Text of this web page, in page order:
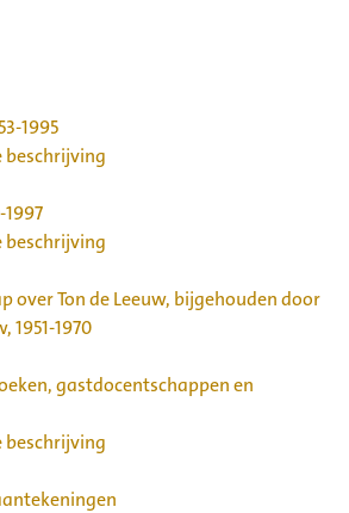
1995
beschrijving
beschrijving
over Ton de Leeuw, bijgehouden door
1951-1970
gastdocentschappen en
beschrijving